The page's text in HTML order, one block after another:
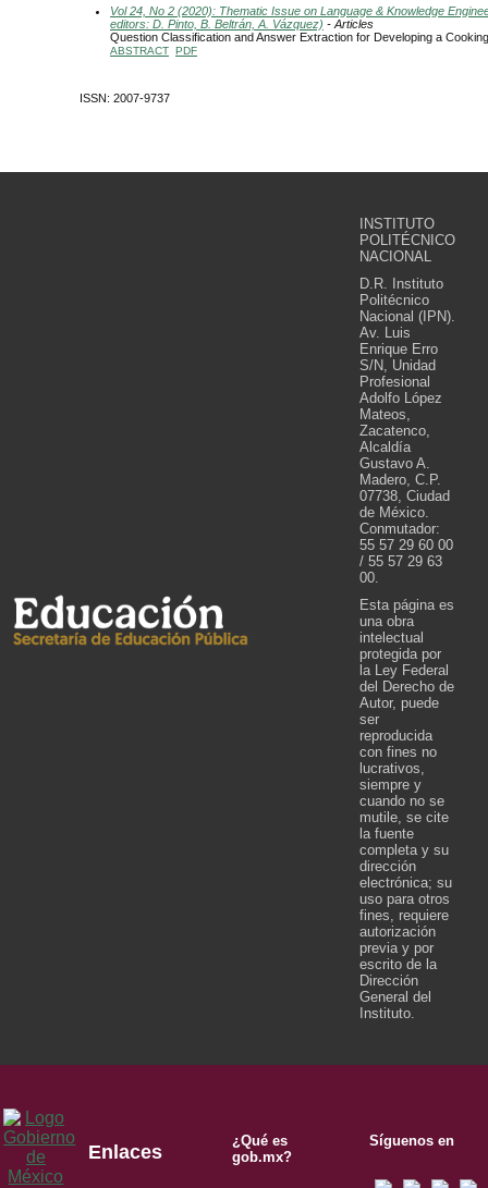
Vol 24, No 2 (2020): Thematic Issue on Language & Knowledge
editors: D. Pinto, B. Beltrán, A. Vázquez) - Articles
Question Classification and Answer Extraction for Developing a
ABSTRACT PDF
ISSN: 2007-9737
INSTITUTO
POLITÉCNICO
NACIONAL
D.R. Instituto
Politécnico
Nacional (IPN).
Av. Luis
Enrique Erro
S/N, Unidad
Profesional
Adolfo López
Mateos,
Zacatenco,
Alcaldía
Gustavo A.
Madero, C.P.
07738, Ciudad
de México.
Conmutador:
55 57 29 60 00
/ 55 57 29 63
00.
Esta página es
una obra
intelectual
protegida por
la Ley Federal
del Derecho de
Autor, puede
ser
reproducida
con fines no
lucrativos,
siempre y
cuando no se
mutile, se cite
la fuente
completa y su
dirección
electrónica; su
uso para otros
fines, requiere
autorización
previa y por
escrito de la
Dirección
General del
Instituto.
Enlaces
¿Qué es
gob.mx?
Síguenos en